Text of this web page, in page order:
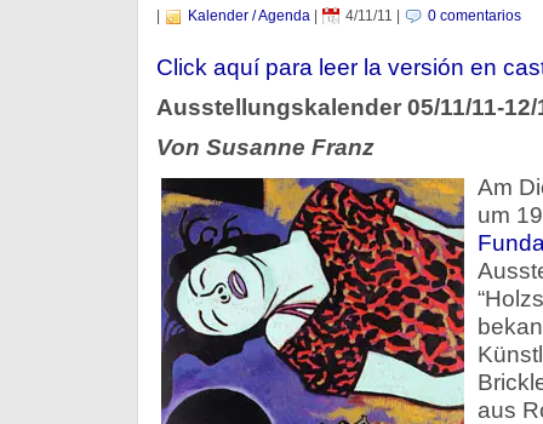
Kalender / Agenda| 4/11/11 0 comentarios
Click aquí para leer la versión en
Ausstellungskalender 05/11/11-12/
Von Susanne Franz
Am
um
aus